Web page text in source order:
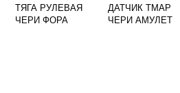
ТЯГА РУЛЕВАЯ
ЧЕРИ ФОРА
ДАТЧИК ТМАР
ЧЕРИ АМУЛЕТ